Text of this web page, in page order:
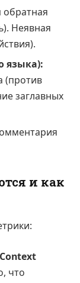
обратная
Неявная
языка):
(против
заглавных
и как
что